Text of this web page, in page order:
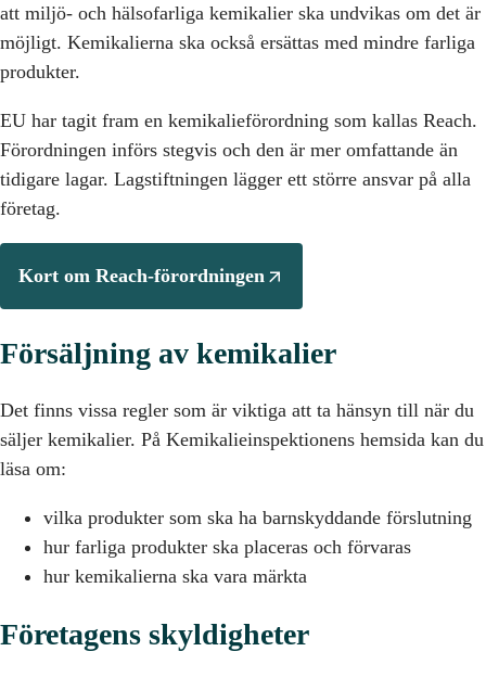
att miljö- och hälsofarliga kemikalier ska undvikas om det är
möjligt. Kemikalierna ska också ersättas med mindre farliga
produkter.
EU har tagit fram en kemikalieförordning som kallas Reach.
Förordningen införs stegvis och den är mer omfattande än
tidigare lagar. Lagstiftningen lägger ett större ansvar på alla
företag.
Kort om Reach-förordningen
Försäljning av kemikalier
Det finns vissa regler som är viktiga att ta hänsyn till när du
säljer kemikalier. På Kemikalieinspektionens hemsida kan du
läsa om:
vilka produkter som ska ha barnskyddande förslutning
hur farliga produkter ska placeras och förvaras
hur kemikalierna ska vara märkta
Företagens skyldigheter